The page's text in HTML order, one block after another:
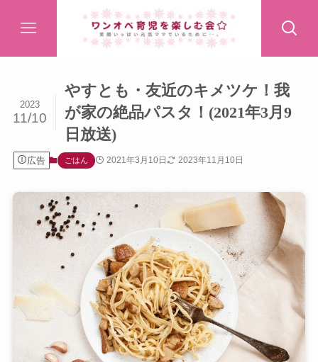
やすとも・友近のキメツケ！我
が家の絶品パスタ！(2021年3月9
日放送)
2023
11/10
広告 ごはん 2021年3月10日 2023年11月10日